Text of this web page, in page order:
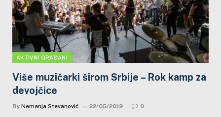
AKTIVNI GRAĐANI
Više muzičarki širom Srbije – Rok kamp za
devojčice
By Nemanja Stevanović 22/05/2019 0